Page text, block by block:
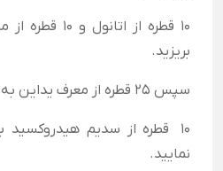
10 قطره از
بریزید.
سپس 25 قطره از معرف یداین به هر دو ظرف اضافه کنید.
10 قطره از سدیم
نمایید.